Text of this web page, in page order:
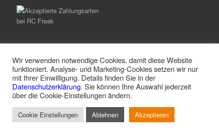
© Copyright -RC Freak- Enfold Theme by Kriesi
Alle Preise inkl. der gesetzlichen MwSt.
Wir verwenden notwendige Cookies, damit diese Website
funktioniert. Analyse- und Marketing-Cookies setzen wir nur
mit Ihrer Einwilligung. Details finden Sie in der
Datenschutzerklärung. Sie können Ihre Auswahl jederzeit
über die Cookie-Einstellungen ändern.
Cookie Einstellungen Ablehnen Akzeptieren